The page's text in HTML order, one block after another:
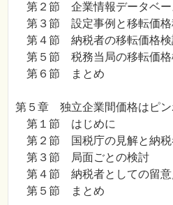
第２節 企業情報データベー
第３節 設定事例と移転価格
第４節 納税者の移転価格検
第５節 税務当局の移転価格
第６節 まとめ
第５章 独立企業間価格はピン
第１節 はじめに
第２節 国税庁の見解と納税
第３節 局面ごとの検討
第４節 納税者としての留意
第５節 まとめ